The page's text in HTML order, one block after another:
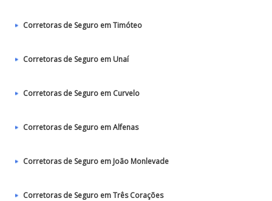
Corretoras de Seguro em Timóteo
Corretoras de Seguro em Unaí
Corretoras de Seguro em Curvelo
Corretoras de Seguro em Alfenas
Corretoras de Seguro em João Monlevade
Corretoras de Seguro em Três Corações